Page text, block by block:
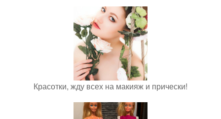
Красотки, жду всех на макияж и прически!